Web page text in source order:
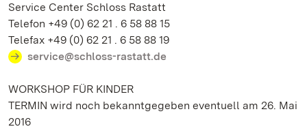
Service Center Schloss Rastatt
Telefon +49 (0) 62 21 . 6 58 88 15
Telefax +49 (0) 62 21 . 6 58 88 19
service@schloss-rastatt.de
WORKSHOP FÜR KINDER
TERMIN wird noch bekanntgegeben eventuell am 26. Mai
2016